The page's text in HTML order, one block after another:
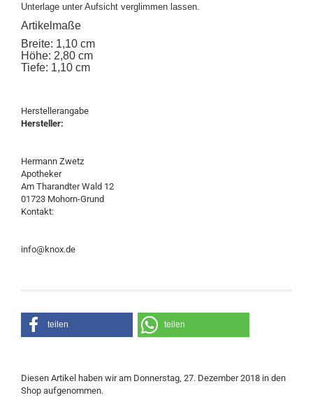
Unterlage unter Aufsicht verglimmen lassen.
Artikelmaße
Breite: 1,10 cm
Höhe: 2,80 cm
Tiefe: 1,10 cm
Herstellerangabe
Hersteller:
Hermann Zwetz
Apotheker
Am Tharandter Wald 12
01723 Mohorn-Grund
Kontakt:
info@knox.de
teilen teilen
Diesen Artikel haben wir am Donnerstag, 27. Dezember 2018 in den
Shop aufgenommen.